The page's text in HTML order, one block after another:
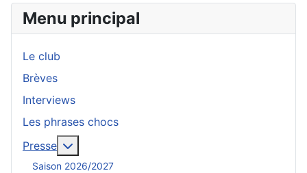
Menu principal
Le club
Brèves
Interviews
Les phrases chocs
Presse
Saison 2026/2027